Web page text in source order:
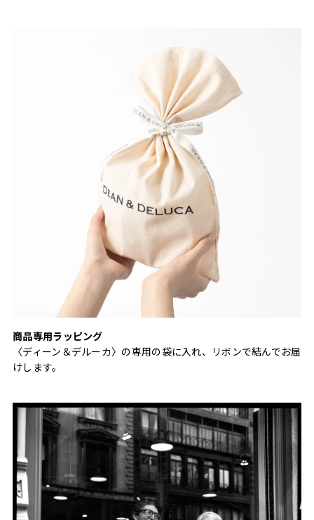
商品専用ラッピング
〈ディーン＆デルーカ〉の専用の袋に入れ、リボンで結んでお届
けします。